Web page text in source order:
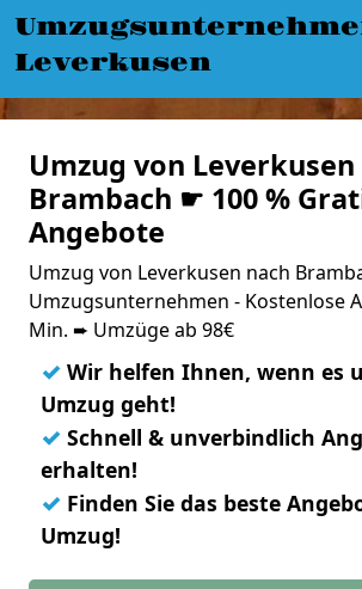
Leverkusen
Umzug von Leverkusen
Brambach ☛ 100 %
Angebote
Umzug von Leverkusen nach
Umzugsunternehmen - Kostenlose
Min. ➨ Umzüge ab 98€
✓ Wir helfen Ihnen, wenn es
Umzug geht!
✓ Schnell & unverbindlich
erhalten!
✓ Finden Sie das beste
Umzug!